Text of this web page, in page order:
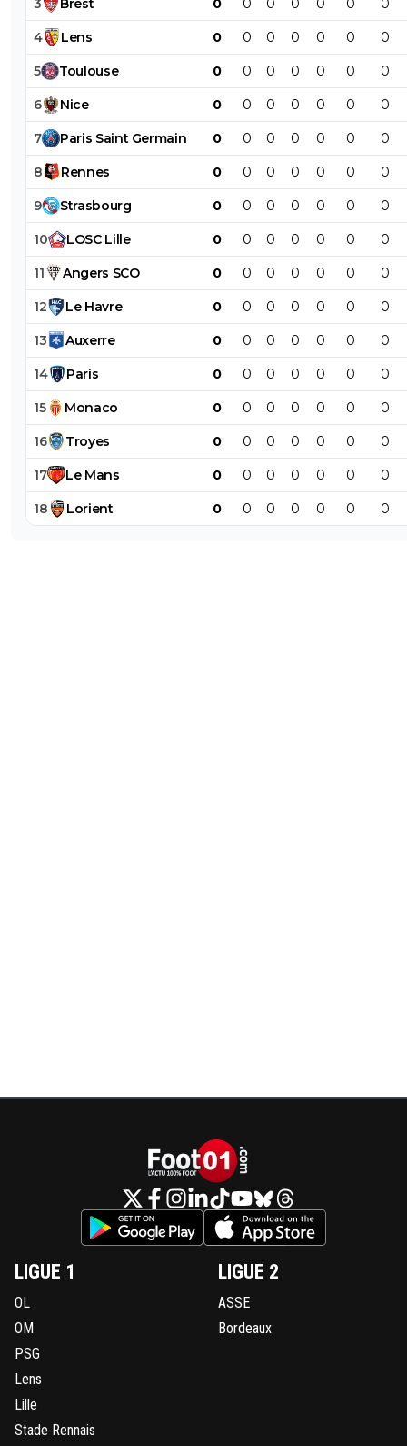
3 Brest 0 0 0 0 0 0 0
4 Lens 0 0 0 0 0 0 0
5 Toulouse 0 0 0 0 0 0 0
6 Nice 0 0 0 0 0 0 0
7 Paris Saint Germain 0 0 0 0 0 0 0
8 Rennes 0 0 0 0 0 0 0
9 Strasbourg 0 0 0 0 0 0 0
10 LOSC Lille 0 0 0 0 0 0 0
11 Angers SCO 0 0 0 0 0 0 0
12 Le Havre 0 0 0 0 0 0 0
13 Auxerre 0 0 0 0 0 0 0
14 Paris 0 0 0 0 0 0 0
15 Monaco 0 0 0 0 0 0 0
16 Troyes 0 0 0 0 0 0 0
17 Le Mans 0 0 0 0 0 0 0
18 Lorient 0 0 0 0 0 0 0
LIGUE 1
OL
OM
PSG
Lens
Lille
Stade Rennais
LIGUE 2
ASSE
Bordeaux